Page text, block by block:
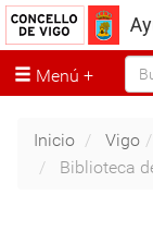
Menú
Inicio Vigo
Biblioteca